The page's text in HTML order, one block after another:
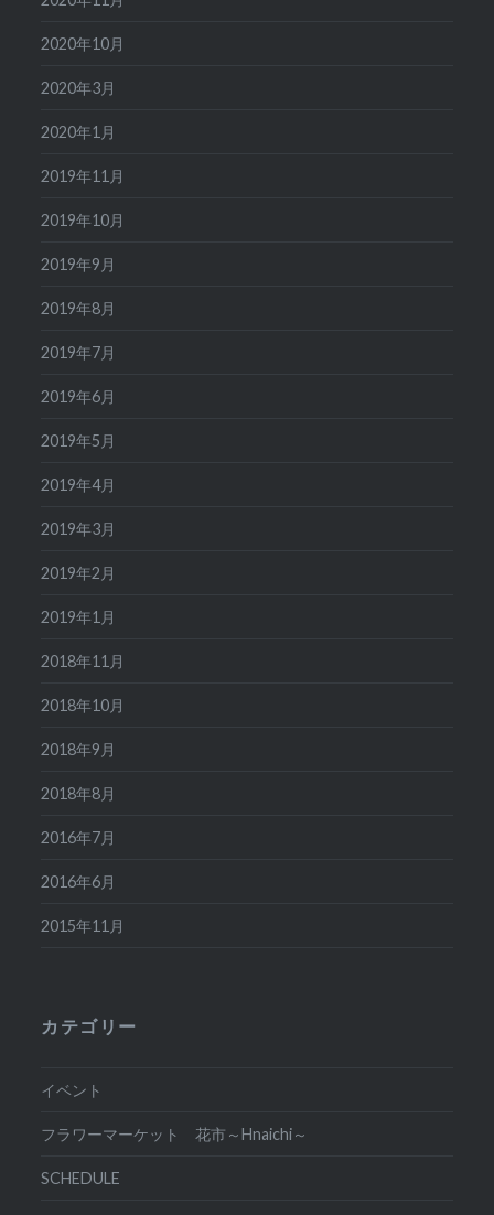
2020年10月
2020年3月
2020年1月
2019年11月
2019年10月
2019年9月
2019年8月
2019年7月
2019年6月
2019年5月
2019年4月
2019年3月
2019年2月
2019年1月
2018年11月
2018年10月
2018年9月
2018年8月
2016年7月
2016年6月
2015年11月
カテゴリー
イベント
フラワーマーケット 花市～Hnaichi～
SCHEDULE